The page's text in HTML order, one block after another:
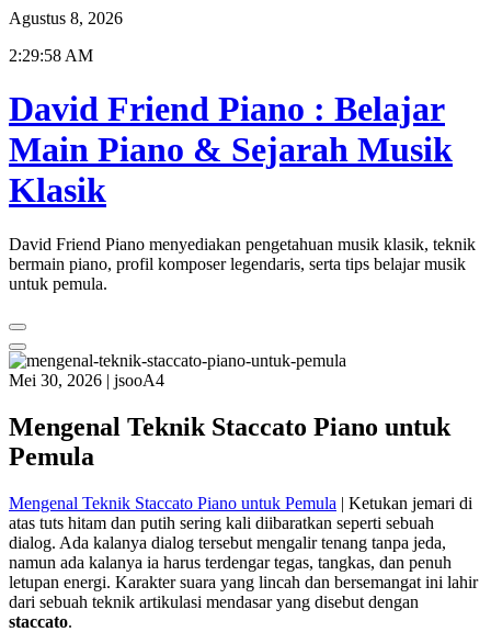
Skip
content
Agustus 8, 2026
2:29:58 AM
David Friend Piano : Belajar
Main Piano & Sejarah Musik
Klasik
David Friend Piano menyediakan pengetahuan musik klasik, teknik
bermain piano, profil komposer legendaris, serta tips belajar musik
untuk pemula.
Mei 30, 2026 | jsooA4
Mengenal Teknik Staccato Piano untuk
Pemula
Mengenal Teknik Staccato Piano untuk Pemula | Ketukan jemari di
atas tuts hitam dan putih sering kali diibaratkan seperti sebuah
dialog. Ada kalanya dialog tersebut mengalir tenang tanpa jeda,
namun ada kalanya ia harus terdengar tegas, tangkas, dan penuh
letupan energi. Karakter suara yang lincah dan bersemangat ini lahir
dari sebuah teknik artikulasi mendasar yang disebut dengan
staccato.